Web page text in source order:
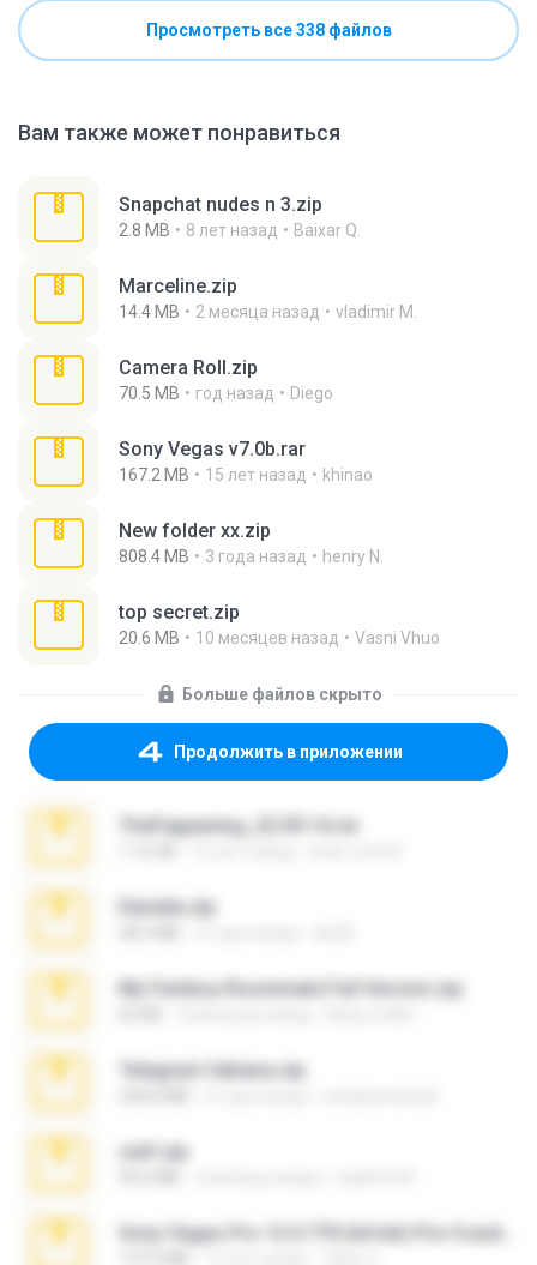
Просмотреть все 338 файлов
Вам также может понравиться
Snapchat nudes n 3.zip
2.8 MB 8 лет назад Baixar Q.
Marceline.zip
14.4 MB 2 месяца назад vladimir M.
Camera Roll.zip
70.5 MB год назад Diego
Sony Vegas v7.0b.rar
167.2 MB 15 лет назад khinao
New folder xx.zip
808.4 MB 3 года назад henry N.
top secret.zip
20.6 MB 10 месяцев назад Vasni Vhuo
Больше файлов скрыто
Продолжить в приложении
TheFappening_22.09.14.rar
Daniela.zip
My Femboy Roommate Full Version.zip
Telegram fabiana.zip
ouh!.zip